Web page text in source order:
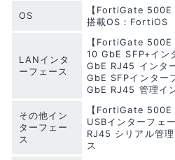
OS
【FortiGate 500E
搭載OS：FortiOS
LANインタ
ーフェース
【FortiGate 500E
10 GbE SFP+イン
GbE RJ45 インタ
GbE SFPインター
GbE RJ45 管理イ
その他イン
ターフェー
ス
【FortiGate 500E
USBインターフェ
RJ45 シリアル管
ス